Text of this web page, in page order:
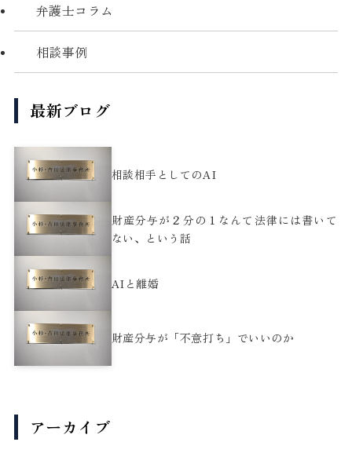
弁護士コラム
相談事例
最新ブログ
相談相手としてのAI
財産分与が２分の１なんて法律には書いて
ない、という話
AIと離婚
財産分与が「不意打ち」でいいのか
アーカイブ